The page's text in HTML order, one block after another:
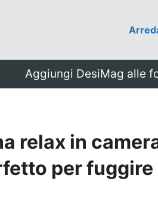
Aggiungi DesiMag alle
relax in
per fuggire